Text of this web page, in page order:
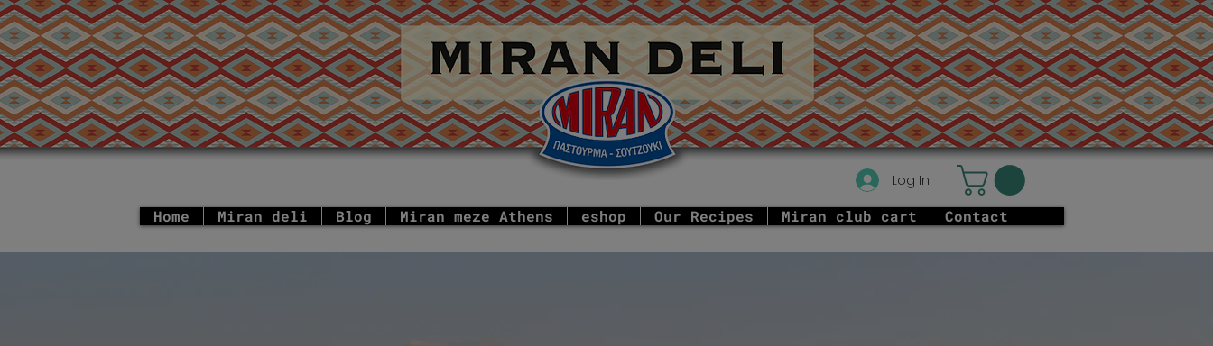
Log In
Home Miran deli Blog Miran meze Athens eshop Our Recipes Miran club cart Contact